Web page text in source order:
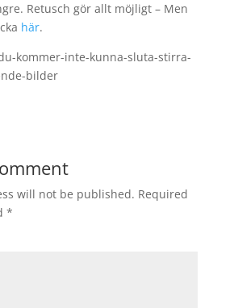
Retusch gör allt möjligt – Men
här.
kommer-inte-kunna-sluta-stirra-
bilder
will not be published. Required
*